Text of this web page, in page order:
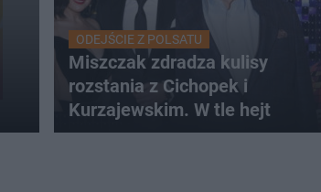
ODEJŚCIE Z POLSATU
Miszczak zdradza kulisy
rozstania z Cichopek i
Kurzajewskim. W tle hejt